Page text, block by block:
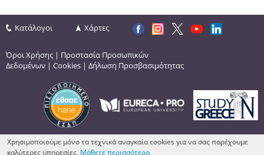
Κατάλογοι Χάρτες
Όροι Χρήσης | Προστασία Προσωπικών
Δεδομένων | Cookies | Δήλωση Προσβασιμότητας
Χρησιμοποιούμε μόνο τα τεχνικά αναγκαία cookies για να σας παρέχουμε
καλύτερες υπηρεσίες. Μάθετε περισσότερα